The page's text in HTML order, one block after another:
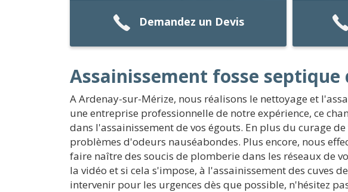
Demandez un Devis
Assainissement fosse septique
A Ardenay-sur-Mérize, nous réalisons le nettoyage et
une entreprise professionnelle de notre expérience, ce
dans l'assainissement de vos égouts. En plus du curage
problèmes d'odeurs nauséabondes. Plus encore, nous
faire naître des soucis de plomberie dans les réseaux de
la vidéo et si cela s'impose, à l'assainissement des cuves
intervenir pour les urgences dès que possible, n'hésitez